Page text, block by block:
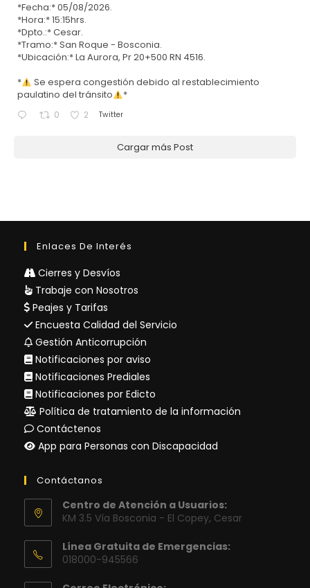
*Fecha:* 05/08/2026.
*Hora:* 15:15hrs.
*Dpto.:* Cesar.
*Tramo:* San Roque - Bosconia.
*Ubicación:* La Aurora, Pr 20+500 RN 4516.
*
Se espera congestión debido al restablecimiento
paulatino del tránsito
*
0 2 Twitter
Cargar más Post
Enlaces De Interés
Cierres y Desvíos
Trabaje con Nosotros
Peajes y Tarifas
Encuesta Calidad del Servicio
Gestión Anticorrupción
Notificaciones por aviso
Notificaciones Prediales
Notificaciones por Edicto
Política de tratamiento de la información
Contáctenos
App para Personas con Discapacidad
Contáctanos
Centro de Atención a Usuarios:
KM 3.5 Vía Bosconia - El Copey, Cesar
Línea Gratuita de Emergencias:
018000-945566